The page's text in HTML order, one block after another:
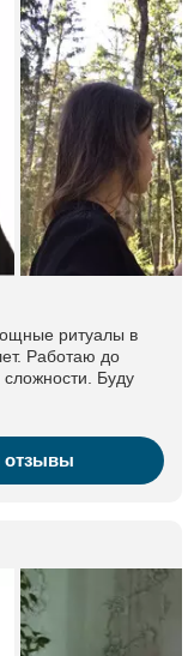
ритуалы в
Работаю до
Буду
отзывы